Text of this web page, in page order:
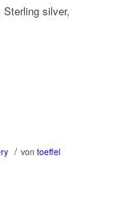
silver,
/ von toeffel